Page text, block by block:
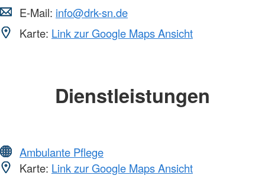
E-Mail: info@drk-sn.de
Karte: Link zur Google Maps Ansicht
Dienstleistungen
Ambulante Pflege
Karte: Link zur Google Maps Ansicht